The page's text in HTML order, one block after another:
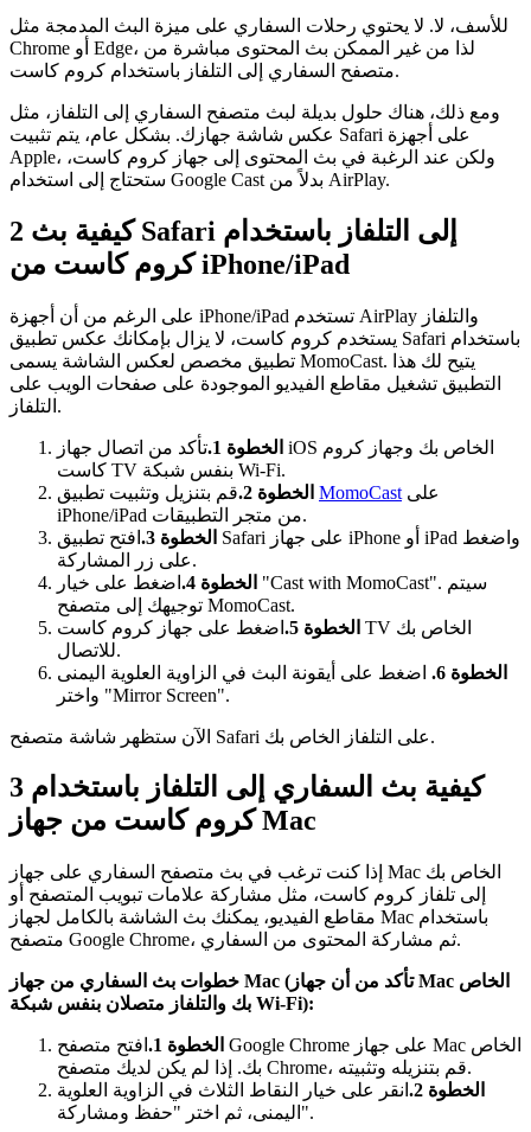
للأسف، لا. لا يحتوي رحلات السفاري على ميزة البث المدمجة مثل
Chrome أو Edge، لذا من غير الممكن بث المحتوى مباشرة من
متصفح السفاري إلى التلفاز باستخدام كروم كاست.
ومع ذلك، هناك حلول بديلة لبث متصفح السفاري إلى التلفاز، مثل
عكس شاشة جهازك. بشكل عام، يتم تثبيت Safari على أجهزة
Apple، ولكن عند الرغبة في بث المحتوى إلى جهاز كروم كاست،
ستحتاج إلى استخدام Google Cast بدلاً من AirPlay.
2
كروم كاست من iPhone/iPad
على الرغم من أن أجهزة iPhone/iPad تستخدم AirPlay والتلفاز
يستخدم كروم كاست، لا يزال بإمكانك عكس تطبيق Safari باستخدام
تطبيق مخصص لعكس الشاشة يسمى MomoCast. يتيح لك هذا
التطبيق تشغيل مقاطع الفيديو الموجودة على صفحات الويب على
التلفاز.
الخطوة 1.
تأكد من اتصال جهاز iOS الخاص بك وجهاز كروم
كاست TV بنفس شبكة Wi-Fi.
الخطوة 2. MomoCast
iPhone/iPad من متجر التطبيقات.
الخطوة 3.
افتح تطبيق Safari على جهاز iPhone أو iPad واضغط
على زر المشاركة.
الخطوة 4.
اضغط على خيار "Cast with MomoCast". سيتم
توجيهك إلى متصفح MomoCast.
الخطوة 5.
اضغط على جهاز كروم كاست TV الخاص بك
للاتصال.
الخطوة 6.
اضغط على أيقونة البث في الزاوية العلوية اليمنى
واختر "Mirror Screen".
الآن ستظهر شاشة متصفح Safari على التلفاز الخاص بك.
3
كروم كاست من جهاز Mac
إذا كنت ترغب في بث متصفح السفاري على جهاز Mac الخاص بك
إلى تلفاز كروم كاست، مثل مشاركة علامات تبويب المتصفح أو
مقاطع الفيديو، يمكنك بث الشاشة بالكامل لجهاز Mac باستخدام
متصفح Google Chrome، ثم مشاركة المحتوى من السفاري.
خطوات بث السفاري من جهاز Mac (تأكد من أن جهاز Mac الخاص
بك والتلفاز متصلان بنفس شبكة Wi-Fi):
الخطوة 1.
افتح متصفح Google Chrome على جهاز Mac الخاص
بك. إذا لم يكن لديك متصفح Chrome، قم بتنزيله وتثبيته.
الخطوة 2.
انقر على خيار النقاط الثلاث في الزاوية العلوية
اليمنى، ثم اختر "حفظ ومشاركة".